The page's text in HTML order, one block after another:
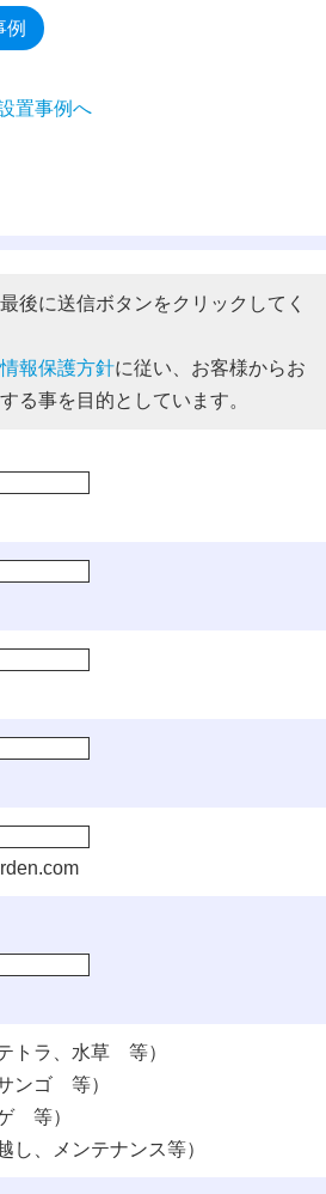
例
置事例へ
後に送信ボタンをクリックしてく
報保護方針に従い、お客様からお
る事を目的としています。
トラ、水草 等）
ンゴ 等）
等）
し、メンテナンス等）